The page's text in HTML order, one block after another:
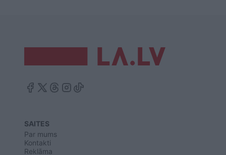
SAITES
Par mums
Kontakti
Reklāma